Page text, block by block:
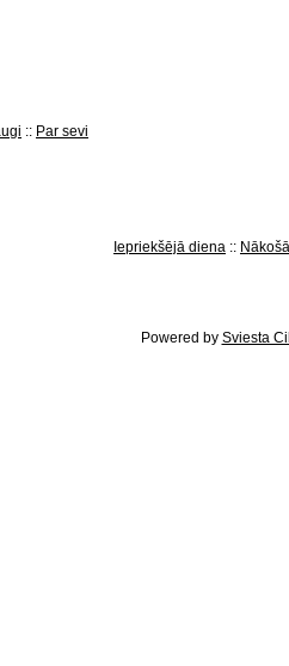
Par sevi
Iepriekšējā diena
Powered by Sviesta